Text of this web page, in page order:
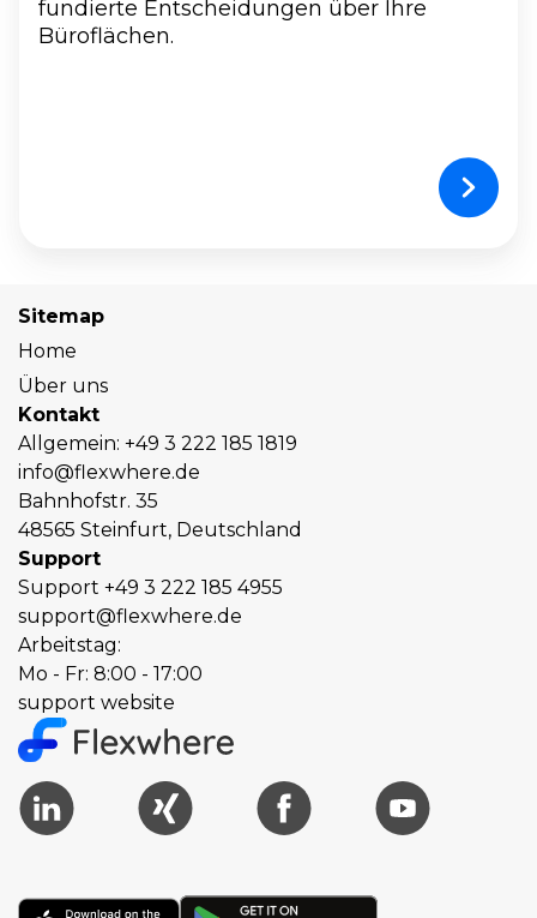
fundierte Entscheidungen über Ihre
Büroflächen.
Sitemap
Home
Über uns
Kontakt
Allgemein: +49 3 222 185 1819
info@flexwhere.de
Bahnhofstr. 35
48565 Steinfurt, Deutschland
Support
Support +49 3 222 185 4955
support@flexwhere.de
Arbeitstag:
Mo - Fr: 8:00 - 17:00
support website